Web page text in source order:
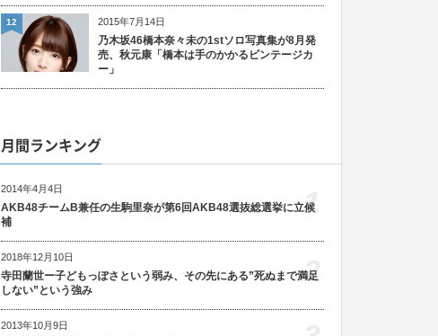
2015年7月14日
乃木坂46橋本奈々未の1stソロ写真集が8月発
売、秋元康「橋本は手のかかるビンテージカ
ー」
12
月間ランキング
2014年4月4日
AKB48チームB兼任の生駒里奈が第6回AKB48選抜総選挙に立候
補
1
2018年12月10日
寺田蘭世ー子どもっぽさという弱み、その先にある”死ぬまで満足
しない”という強み
2
2013年10月9日